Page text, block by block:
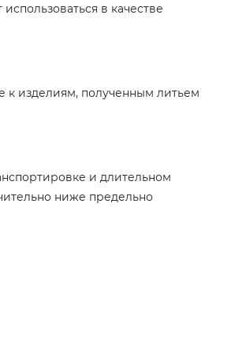
в качестве
к изделиям, полученным литьем
и длительном
ниже предельно